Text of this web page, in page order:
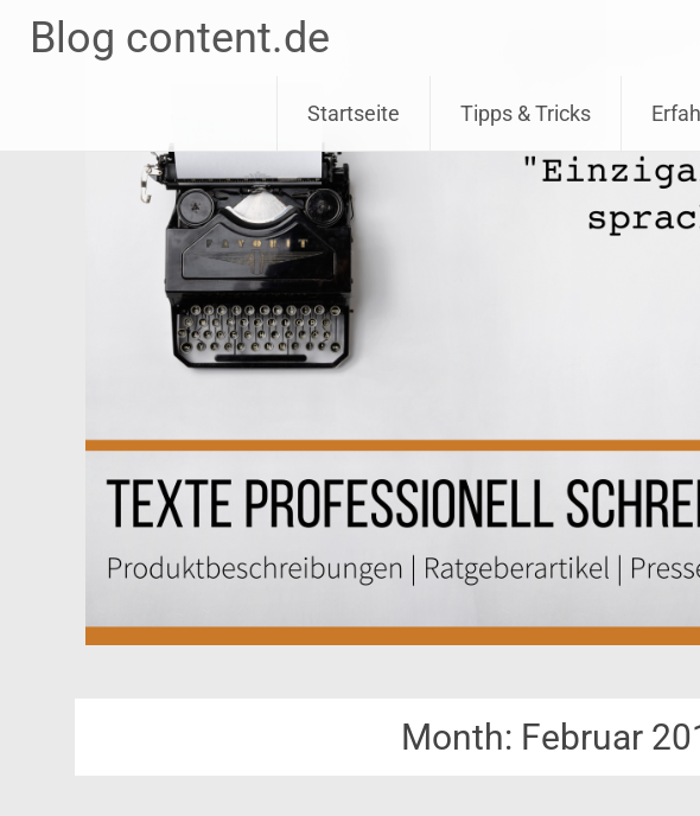
Blog content.de
to
content
Startseite Tipps & Tricks
Month: Februar